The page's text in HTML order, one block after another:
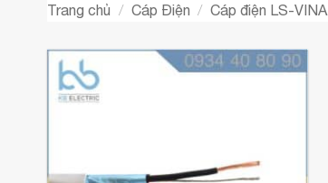
Trang chủ / Cáp Điện / Cáp điện LS-VINA